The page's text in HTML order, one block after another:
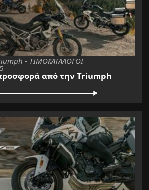
- ΤΙΜΟΚΑΤΑΛΟΓΟΙ
από την Triumph